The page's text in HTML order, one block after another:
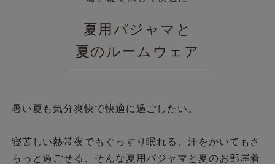
夏用パジャマと
夏のルームウェア
暑い夏も気分爽快で快適に過ごしたい。
寝苦しい熱帯夜でもぐっすり眠れる、汗をかいてもさ
らっと過ごせる、そんな夏用パジャマと夏のお部屋着